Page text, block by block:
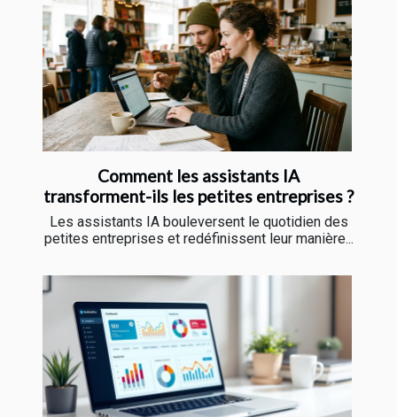
Comment les assistants IA
transforment-ils les petites entreprises ?
Les assistants IA bouleversent le quotidien des
petites entreprises et redéfinissent leur manière...